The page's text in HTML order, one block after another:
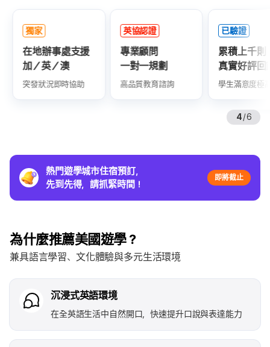
4/6
獨家
在地辦事處支援
加／英／澳
突發狀況即時協助
英協認證
專業顧問
一對一規劃
高品質教育諮詢
已驗證
累積上千則
真實好評回
學生滿意度極高
熱門遊學城市住宿預訂，
先到先得，請抓緊時間！
即將截止
為什麼推薦美國遊學？
兼具語言學習、文化體驗與多元生活環境
沉浸式英語環境
在全英語生活中自然開口，快速提升口說與表達能力